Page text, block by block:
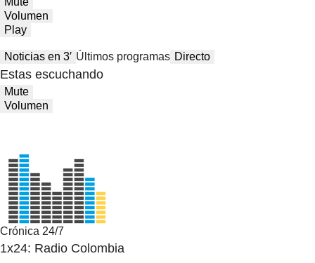
Volumen
Play
Noticias en 3′ Últimos programas Directo
Estas escuchando
Mute
Volumen
Crónica 24/7
1x24: Radio Colombia